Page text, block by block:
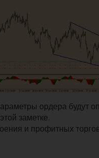
ордера будут
заметке.
и профитных